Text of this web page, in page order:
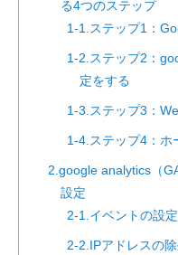
る4つのステップ
1-1.ステップ1：
1-2.ステップ2：
定をする
1-3.ステップ3：
1-4.ステップ4：ホ
2.google analytics（
設定
2-1.イベントの設定
2-2.IPアドレスの